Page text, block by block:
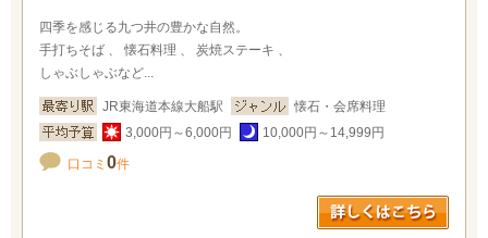
四季を感じる九つ井の豊かな自然。
手打ちそば 、 懐石料理 、 炭焼ステーキ 、
しゃぶしゃぶなど...
JR東海道本線大船駅
懐石・会席料理
3,000円～6,000円
10,000円～14,999円
口コミ 0件